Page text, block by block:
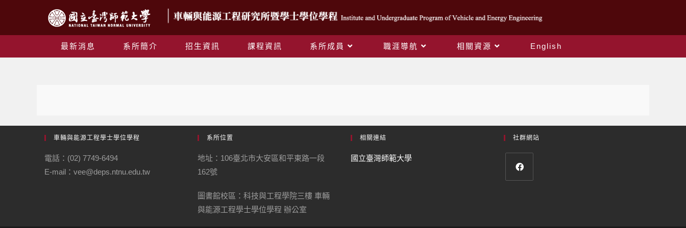
最新消息 系所簡介 招生資訊 課程資訊 系所成員 職涯導航 相關資源
English
車輛與能源工程學士學位學程
電話：(02) 7749-6494
E-mail：vee@deps.ntnu.edu.tw
系所位置
地址：106臺北市大安區和平東路一段
162號
圖書館校區：科技與工程學院三樓 車輛
與能源工程學士學位學程 辦公室
相關連結
國立臺灣師範大學
社群網站